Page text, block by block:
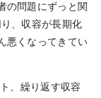
の問題にずっと関
、収容が長期化
悪くなってきてい
、繰り返す収容